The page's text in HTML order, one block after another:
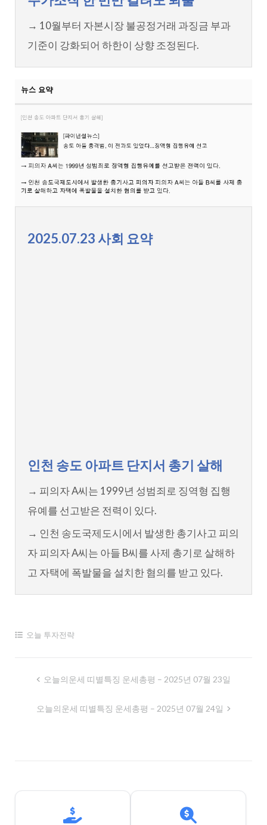
→ 10월부터 자본시장 불공정거래 과징금 부과
기준이 강화되어 하한이 상향 조정된다.
2025.07.23 사회 요약
인천 송도 아파트 단지서 총기 살해
→ 피의자 A씨는 1999년 성범죄로 징역형 집행
유예를 선고받은 전력이 있다.
→ 인천 송도국제도시에서 발생한 총기사고 피의
자 피의자 A씨는 아들 B씨를 사제 총기로 살해하
고 자택에 폭발물을 설치한 혐의를 받고 있다.
오늘 투자전략
오늘의운세 띠별특징 운세총평 – 2025년 07월 23일
오늘의운세 띠별특징 운세총평 – 2025년 07월 24일